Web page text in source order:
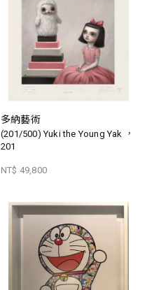
多納藝術
(201/500) Yuki the Young Yak ，
201
NT$ 49,800